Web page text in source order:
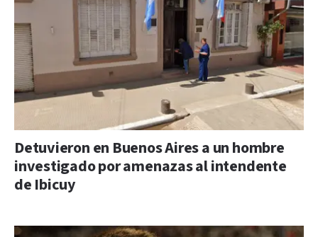
Detuvieron en Buenos Aires a un hombre
investigado por amenazas al intendente
de Ibicuy